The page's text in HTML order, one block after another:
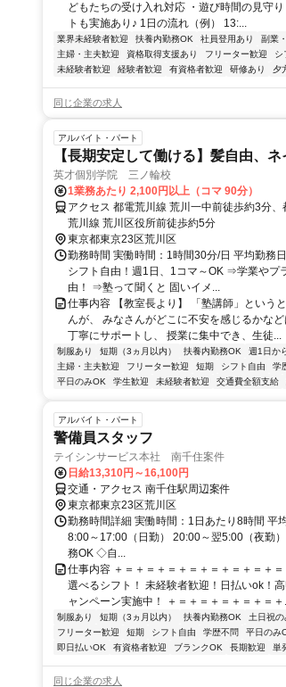
どもたちの受け入れ対応 ・遊び時間の見守
トも実施あり♪ 1日の流れ（例） 13:...
業界未経験者歓迎 扶養内勤務OK 社員登用あり 副業
主婦・主夫歓迎
資格取得支援あり フリーター歓迎 シ
未経験者歓迎
経験者歓迎 有資格者歓迎 研修あり 夕
同じ企業の求人
アルバイト・パート
【長期安定して働ける】髪自由、
英才個別学院 三ノ輪校
1業務あたり 2,100円以上（コマ 90分）
アクセス 都電荒川線 荒川一中前徒歩約3分
荒川線 荒川区役所前徒歩約5分
東京都東京23区荒川区
勤務時間 実働時間：1時間30分/日 平均勤務
シフト自由！週1日、1コマ～OK ⇒学業やプ
由！ ⇒塾って聞くと 固いイメ...
仕事内容 【教室長より】 「塾講師」という
んが、 みなさんがどこに不安を感じるかな
丁寧にサポートし、 授業に集中でき、生徒...
制服あり 短期（3ヵ月以内） 扶養内勤務OK 週1日か
主婦・主夫歓迎
フリーター歓迎 短期 シフト自由 学
平日のみOK
学生歓迎 未経験者歓迎 交通費全額支給
アルバイト・パート
警備員スタッフ
テイシンサービス本社 南千住案件
日給13,310円～16,100円
交通・アクセス 南千住駅周辺案件
東京都東京23区荒川区
勤務時間詳細 実働時間：1日あたり8時間 平
8:00～17:00（日勤） 20:00～翌5:00（夜勤
務OK ◇自...
仕事内容 ＋＝＋＝＋＝＋＝＋＝＋＝＋＝＋
選べるシフト！ 未経験者歓迎！日払いok！
ャンペーン実施中！ ＋＝＋＝＋＝＋＝＋＝＋
制服あり 短期（3ヵ月以内） 扶養内勤務OK 土日祝の
フリーター歓迎
短期 シフト自由 学歴不問 平日のみ
即日払いOK
有資格者歓迎 ブランクOK 長期歓迎 単
同じ企業の求人